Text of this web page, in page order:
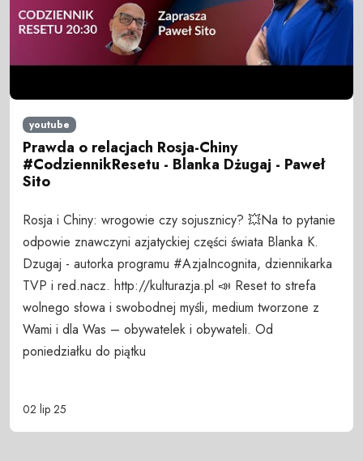
youtube
Prawda o relacjach Rosja-Chiny
#CodziennikResetu - Blanka Dżugaj - Paweł
Sito
Rosja i Chiny: wrogowie czy sojusznicy? 💥Na to pytanie
odpowie znawczyni azjatyckiej części świata Blanka K.
Dzugaj - autorka programu #AzjaIncognita, dziennikarka
TVP i red.nacz. http://kulturazja.pl 📣 Reset to strefa
wolnego słowa i swobodnej myśli, medium tworzone z
Wami i dla Was – obywatelek i obywateli. Od
poniedziałku do piątku
02 lip 25